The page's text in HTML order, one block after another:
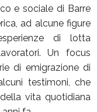
e sociale di Barre
ad alcune figure
di lotta
Un focus
di emigrazione di
testimoni, che
vita quotidiana